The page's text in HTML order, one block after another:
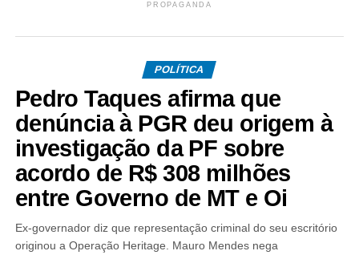
PROPAGANDA
POLÍTICA
Pedro Taques afirma que
denúncia à PGR deu origem à
investigação da PF sobre
acordo de R$ 308 milhões
entre Governo de MT e Oi
Ex-governador diz que representação criminal do seu escritório
originou a Operação Heritage. Mauro Mendes nega